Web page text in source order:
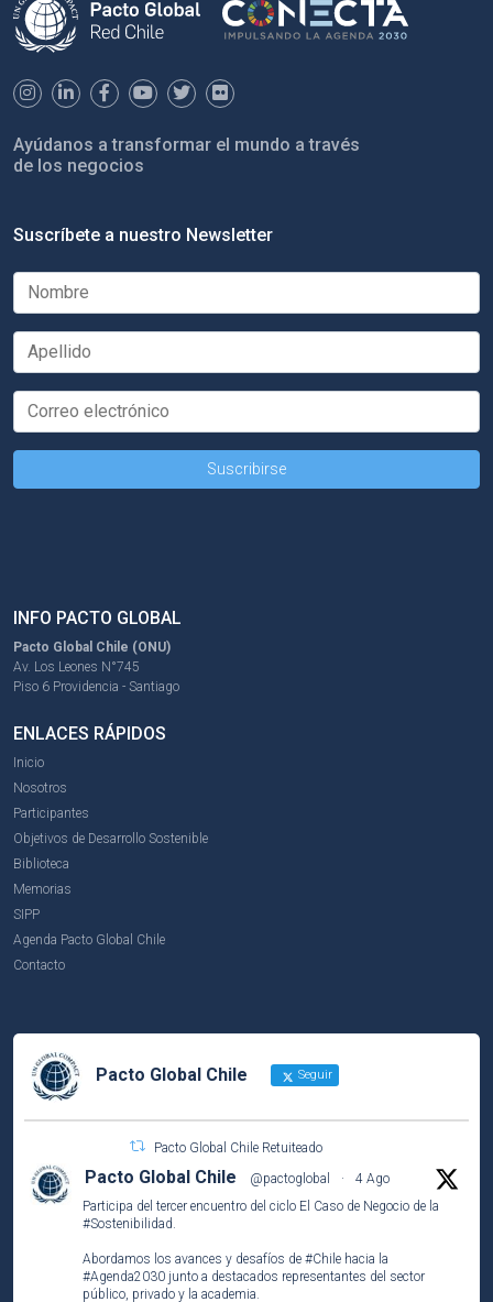
Ayúdanos a transformar el mundo a través
de los negocios
Suscríbete a nuestro Newsletter
INFO PACTO GLOBAL
Pacto Global Chile (ONU)
Av. Los Leones N°745
Piso 6 Providencia - Santiago
ENLACES RÁPIDOS
Inicio
Nosotros
Participantes
Objetivos de Desarrollo Sostenible
Biblioteca
Memorias
SIPP
Agenda Pacto Global Chile
Contacto
Pacto Global Chile Seguir
Pacto Global Chile Retuiteado
Pacto Global Chile @pactoglobal ·
4 Ago
Participa del tercer encuentro del ciclo El Caso de Negocio de la
#Sostenibilidad.
Abordamos los avances y desafíos de #Chile hacia la
#Agenda2030 junto a destacados representantes del sector
público, privado y la academia.